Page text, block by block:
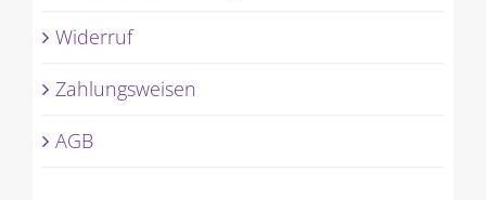
Widerruf
Zahlungsweisen
AGB